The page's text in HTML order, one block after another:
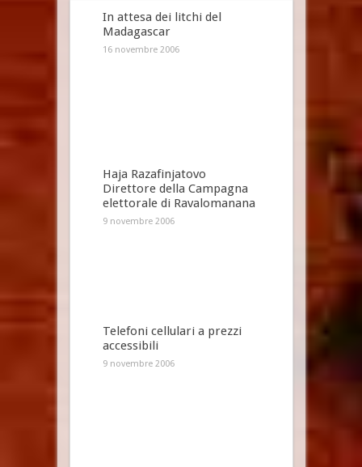
In attesa dei litchi del
Madagascar
16 novembre 2006
Haja Razafinjatovo
Direttore della Campagna
elettorale di Ravalomanana
9 novembre 2006
Telefoni cellulari a prezzi
accessibili
9 novembre 2006